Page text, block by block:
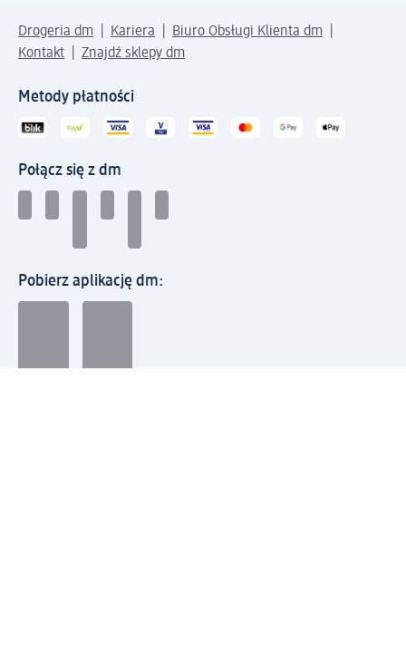
Drogeria dm Kariera
Biuro Obsługi Klienta dm
Kontakt
Znajdź sklepy dm
Metody płatności
Połącz się z dm
Pobierz aplikację dm: